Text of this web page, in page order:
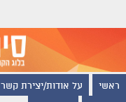
ראשי על אודות/יצירת קשר